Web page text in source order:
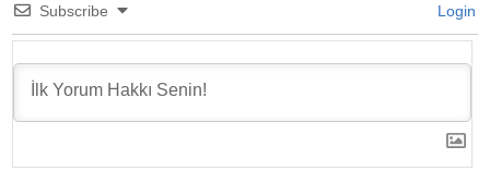
Subscribe Login